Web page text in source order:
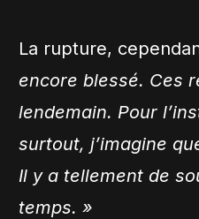
La rupture,
encore blessé. Ces
lendemain. Pour
surtout, j’imagine
Il y a tellement de
temps. »